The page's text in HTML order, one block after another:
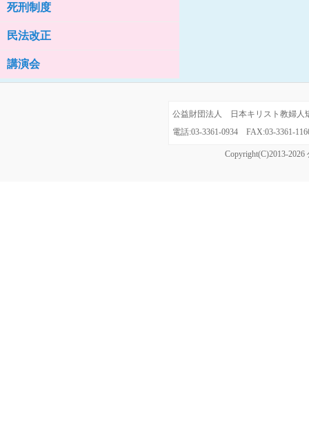
死刑制度
民法改正
講演会
公益財団法人 日本キリスト教婦
電話:03-3361-0934 FAX:03-
Copyright(C)2013-